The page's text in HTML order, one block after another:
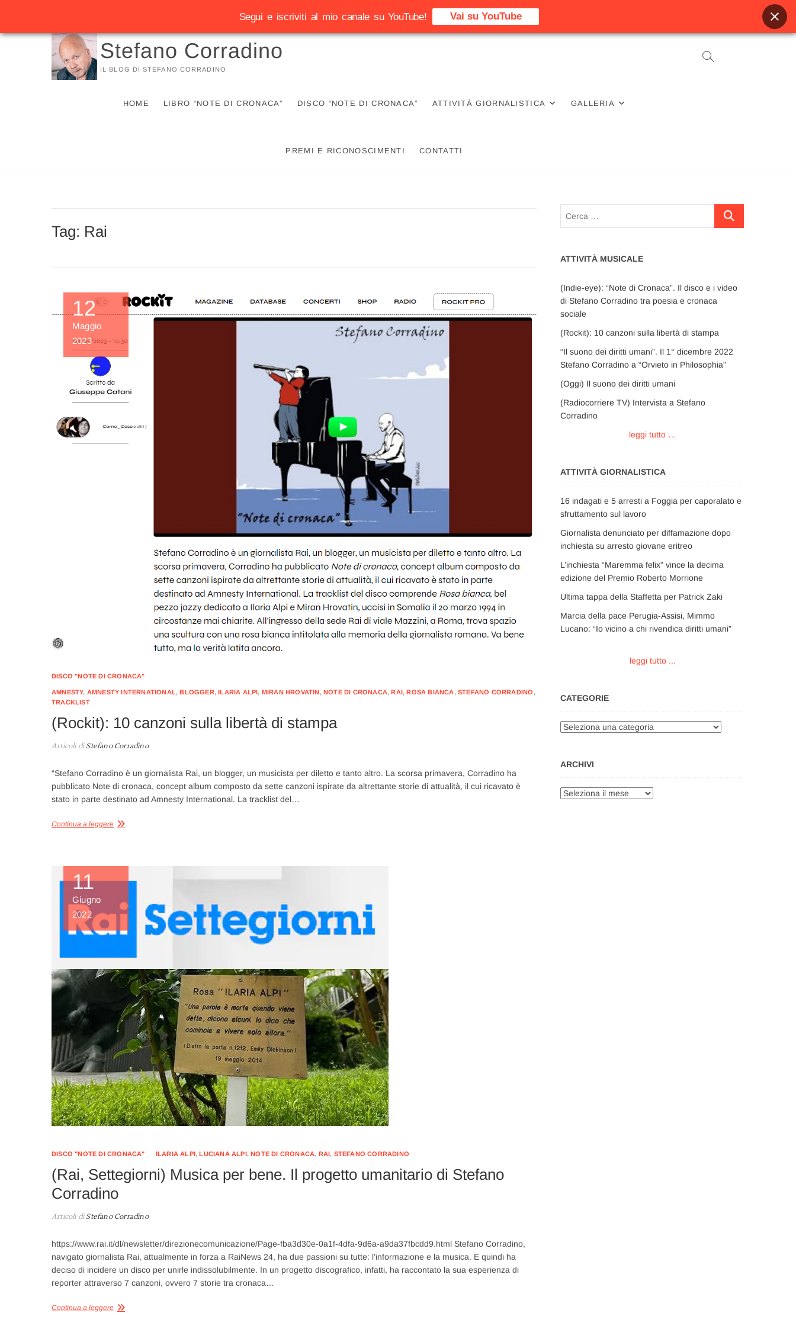
Vai
Stefano Corradino
IL BLOG DI STEFANO CORRADINO
HOME LIBRO “NOTE DI CRONACA” DISCO “NOTE DI CRONACA” ATTIVITÀ GIORNALISTICA GALLERIA
PREMI E RICONOSCIMENTI CONTATTI
Tag: Rai
12
Maggio
2023
DISCO "NOTE DI CRONACA"
AMNESTY, AMNESTY INTERNATIONAL,BLOGGER,ILARIA ALPI, MIRAN HROVATIN,NOTE DI CRONACA,RAI,ROSA BIANCA,STEFANO CORRADINO ,
TRACKLIST
(Rockit): 10 canzoni sulla libertà di stampa
Articoli diStefano Corradino
“Stefano Corradino è un giornalista Rai, un blogger, un musicista per diletto e tanto altro. La scorsa primavera, Corradino ha
pubblicato Note di cronaca, concept album composto da sette canzoni ispirate da altrettante storie di attualità, il cui ricavato è
stato in parte destinato ad Amnesty International. La tracklist del…
Continua a leggere
11
Giugno
2022
DISCO "NOTE DI CRONACA" ILARIA ALPI,LUCIANA ALPI,NOTE DI CRONACA, RAI, STEFANO CORRADINO
(Rai, Settegiorni) Musica per bene. Il progetto umanitario di Stefano
Corradino
Articoli diStefano Corradino
https://www.rai.it/dl/newsletter/direzionecomunicazione/Page-fba3d30e-0a1f-4dfa-9d6a-a9da37fbcdd9.html Stefano Corradino,
navigato giornalista Rai, attualmente in forza a RaiNews 24, ha due passioni su tutte: l’informazione e la musica. E quindi ha
deciso di incidere un disco per unirle indissolubilmente. In un progetto discografico, infatti, ha raccontato la sua esperienza di
reporter attraverso 7 canzoni, ovvero 7 storie tra cronaca…
Continua a leggere
Cerca
ATTIVITÀ MUSICALE
(Indie-eye): “Note di Cronaca”. Il disco e i video
di Stefano Corradino tra poesia e cronaca
sociale
(Rockit): 10 canzoni sulla libertà di stampa
“Il suono dei diritti umani”. Il 1° dicembre 2022
Stefano Corradino a “Orvieto in Philosophia”
(Oggi) Il suono dei diritti umani
(Radiocorriere TV) Intervista a Stefano
Corradino
leggi tutto …
ATTIVITÀ GIORNALISTICA
16 indagati e 5 arresti a Foggia per caporalato e
sfruttamento sul lavoro
Giornalista denunciato per diffamazione dopo
inchiesta su arresto giovane eritreo
L’inchiesta “Maremma felix” vince la decima
edizione del Premio Roberto Morrione
Ultima tappa della Staffetta per Patrick Zaki
Marcia della pace Perugia-Assisi, Mimmo
Lucano: “Io vicino a chi rivendica diritti umani”
leggi tutto ...
CATEGORIE
Categorie
ARCHIVI
Archivi
Segui e iscriviti al mio canale su YouTube! Vai su YouTube